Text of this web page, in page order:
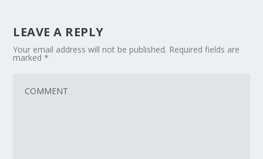
LEAVE A REPLY
Your email address will not be published. Required fields are
marked*